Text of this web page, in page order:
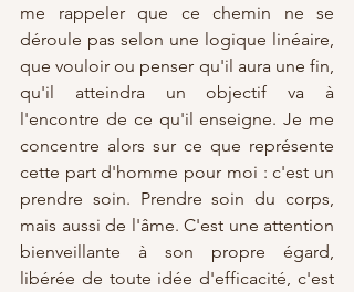
me rappeler que ce chemin ne se
déroule pas selon une logique linéaire,
que vouloir ou penser qu'il aura une fin,
qu'il atteindra un objectif va à
l'encontre de ce qu'il enseigne. Je me
concentre alors sur ce que représente
cette part d'homme pour moi : c'est un
prendre soin. Prendre soin du corps,
mais aussi de l'âme. C'est une attention
bienveillante à son propre égard,
libérée de toute idée d'efficacité, c'est